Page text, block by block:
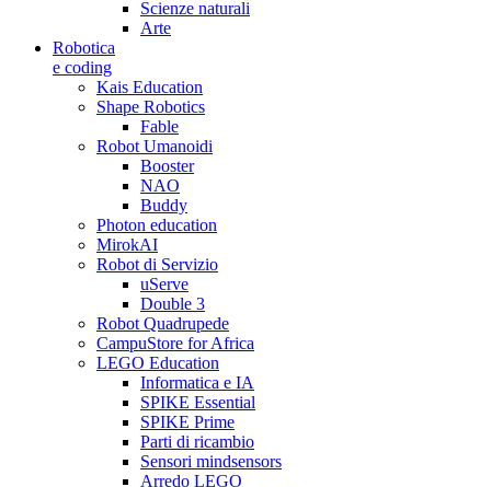
Scienze naturali
Arte
Robotica
e coding
Kais Education
Shape Robotics
Fable
Robot Umanoidi
Booster
NAO
Buddy
Photon education
MirokAI
Robot di Servizio
uServe
Double 3
Robot Quadrupede
CampuStore for Africa
LEGO Education
Informatica e IA
SPIKE Essential
SPIKE Prime
Parti di ricambio
Sensori mindsensors
Arredo LEGO